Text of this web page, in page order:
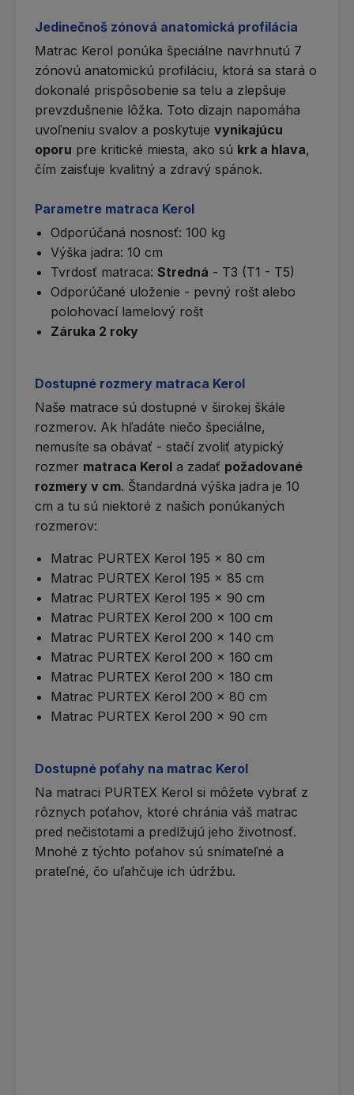
Jedinečnoš zónová anatomická profilácia
Matrac Kerol ponúka špeciálne navrhnutú 7
zónovú anatomickú profiláciu, ktorá sa stará o
dokonalé prispôsobenie sa telu a zlepšuje
prevzdušnenie lôžka. Toto dizajn napomáha
uvoľneniu svalov a poskytuje vynikajúcu
oporu pre kritické miesta, ako sú krk a hlava,
čím zaisťuje kvalitný a zdravý spánok.
Parametre matraca Kerol
Odporúčaná nosnosť: 100 kg
Výška jadra: 10 cm
Tvrdosť matraca: Stredná - T3 (T1 - T5)
Odporúčané uloženie - pevný rošt alebo
polohovací lamelový rošt
Záruka 2 roky
Dostupné rozmery matraca Kerol
Naše matrace sú dostupné v širokej škále
rozmerov. Ak hľadáte niečo špeciálne,
nemusíte sa obávať - stačí zvoliť atypický
rozmer matraca Kerol a zadať požadované
rozmery v cm. Štandardná výška jadra je 10
cm a tu sú niektoré z našich ponúkaných
rozmerov:
Matrac PURTEX Kerol 195 x 80 cm
Matrac PURTEX Kerol 195 x 85 cm
Matrac PURTEX Kerol 195 x 90 cm
Matrac PURTEX Kerol 200 x 100 cm
Matrac PURTEX Kerol 200 x 140 cm
Matrac PURTEX Kerol 200 x 160 cm
Matrac PURTEX Kerol 200 x 180 cm
Matrac PURTEX Kerol 200 x 80 cm
Matrac PURTEX Kerol 200 x 90 cm
Dostupné poťahy na matrac Kerol
Na matraci PURTEX Kerol si môžete vybrať z
rôznych poťahov, ktoré chránia váš matrac
pred nečistotami a predlžujú jeho životnosť.
Mnohé z týchto poťahov sú snímateľné a
prateľné, čo uľahčuje ich údržbu.